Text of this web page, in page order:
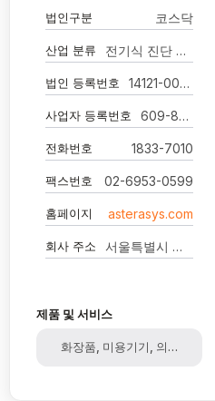
법인구분 코스닥
산업 분류 전기식 진단 및 요법 기기 제조업
법인 등록번호 14121-0077086
사업자 등록번호 609-86-25063
전화번호 1833-7010
팩스번호 02-6953-0599
홈페이지 asterasys.com
회사 주소 서울특별시 성동구 성수일로4길 25, 서울숲코오롱디지털타워1차 1005호
제품 및 서비스
화장품, 미용기기, 의료기기